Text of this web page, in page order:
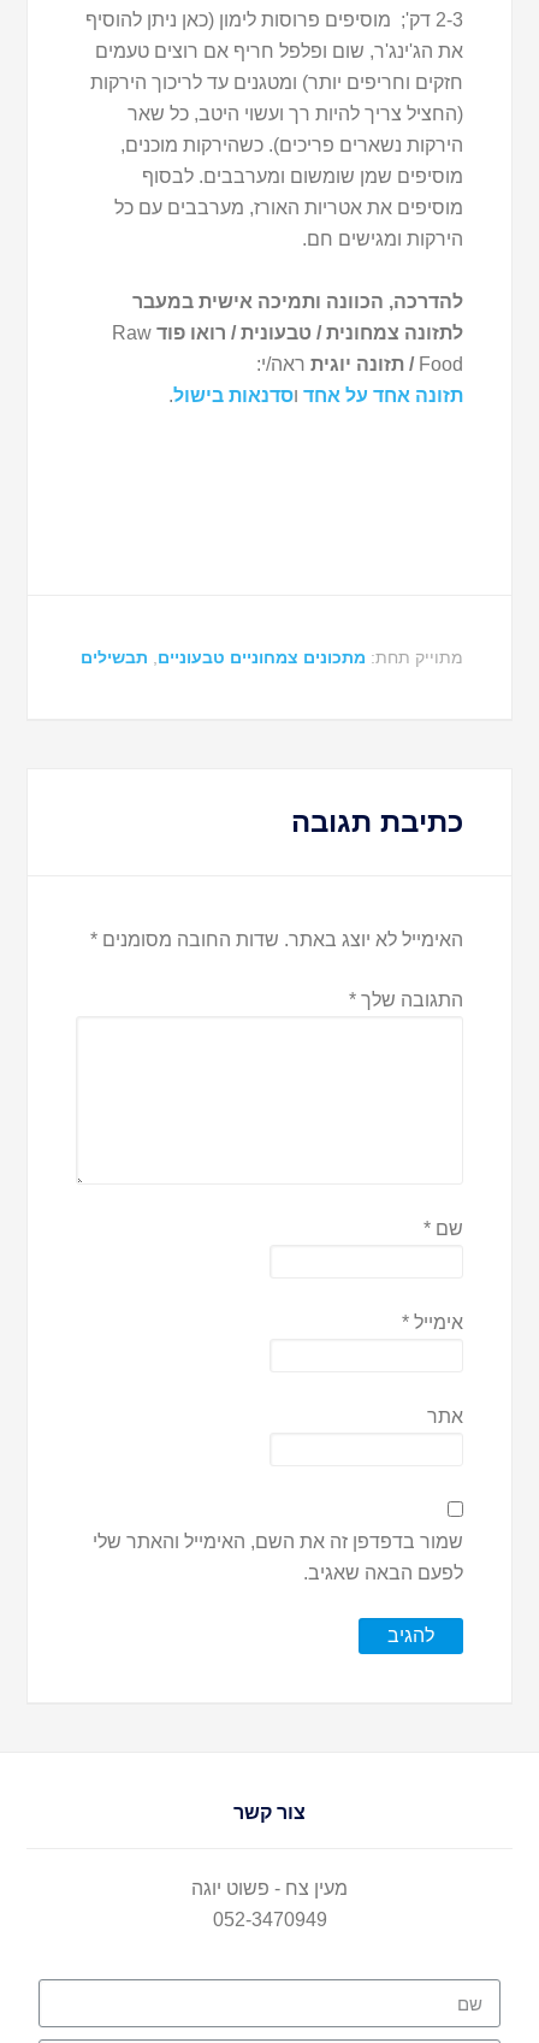
2-3 דק'; מוסיפים פרוסות לימון (כאן ניתן להוסיף
את הג'ינג'ר, שום ופלפל חריף אם רוצים טעמים
חזקים וחריפים יותר) ומטגנים עד לריכוך הירקות
(החציל צריך להיות רך ועשוי היטב, כל שאר
הירקות נשארים פריכים). כשהירקות מוכנים,
מוסיפים שמן שומשום ומערבבים. לבסוף
מוסיפים את אטריות האורז, מערבבים עם כל
הירקות ומגישים חם.
להדרכה, הכוונה ותמיכה אישית במעבר
לתזונה צמחונית / טבעונית / רואו פודRaw
Food / תזונה יוגית ראה/י:
תזונה אחד על אחד וסדנאות בישול.
מתוייק תחת: מתכונים צמחוניים טבעוניים תבשילים
כתיבת תגובה
האימייל לא יוצג באתר. שדות החובה מסומנים*
התגובה שלך*
שם*
אימייל*
אתר
שמור בדפדפן זה את השם, האימייל והאתר שלי
לפעם הבאה שאגיב.
צור קשר
מעין צח - פשוט יוגה
052-3470949